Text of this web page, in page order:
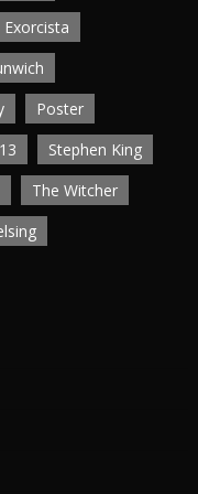
Exorcista
Poster
Stephen King
The Witcher